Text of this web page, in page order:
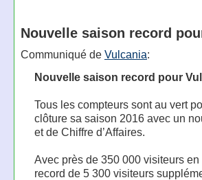
Nouvelle saison record
Communiqué de Vulcania:
Nouvelle saison record pour
Tous les compteurs sont au vert
clôture sa saison 2016 avec un
et de Chiffre d’Affaires.
Avec près de 350 000 visiteurs
record de 5 300 visiteurs